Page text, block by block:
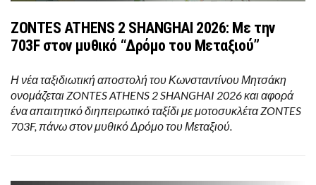
ZONTES ATHENS 2 SHANGHAI 2026: Με την
703F στον μυθικό “Δρόμο του Μεταξιού”
Η νέα ταξιδιωτική αποστολή του Κωνσταντίνου Μητσάκη
ονομάζεται ZONTES ATHENS 2 SHANGHAI 2026 και αφορά
ένα απαιτητικό διηπειρωτικό ταξίδι με μοτοσυκλέτα ZONTES
703F, πάνω στον μυθικό Δρόμο του Μεταξιού.